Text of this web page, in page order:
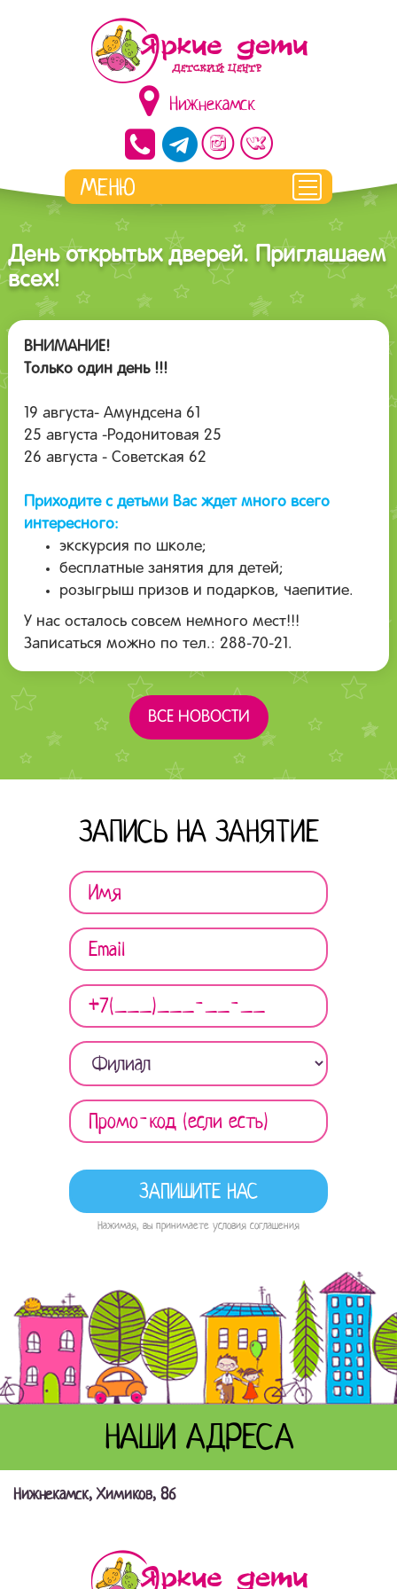
Нижнекамск
День открытых дверей. Приглашаем
всех!
ВНИМАНИЕ!
Только один день !!!
19 августа- Амундсена 61
25 августа -Родонитовая 25
26 августа - Советская 62
Приходите с детьми Вас ждет много всего
интересного:
экскурсия по школе;
бесплатные занятия для детей;
розыгрыш призов и подарков, чаепитие.
У нас осталось совсем немного мест!!!
Записаться можно по тел.: 288-70-21.
ВСЕ НОВОСТИ
ЗАПИСЬ НА ЗАНЯТИЕ
Нажимая, вы принимаете условия соглашения
НАШИ АДРЕСА
Нижнекамск, Химиков, 86